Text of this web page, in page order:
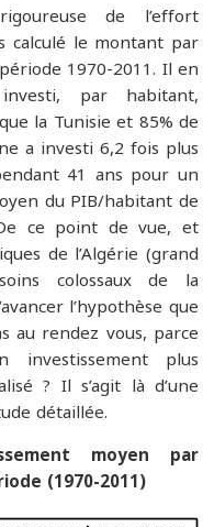
de l’effort
calculé le montant par
1970-2011. Il en
par habitant,
la Tunisie et 85% de
a investi 6,2 fois plus
41 ans pour un
du PIB/habitant de
ce point de vue, et
de l’Algérie (grand
colossaux de la
l’hypothèse que
au rendez vous, parce
plus
? Il s’agit là d’une
détaillée.
moyen par
(1970-2011)